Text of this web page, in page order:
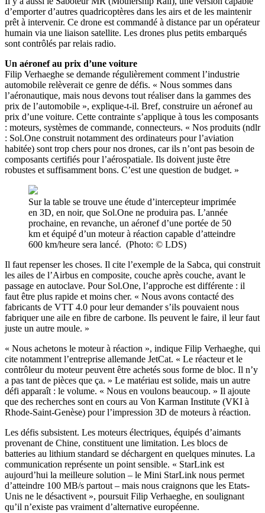
d’emporter d’autres quadricoptères dans les airs et de les maintenir
prêt à intervenir. Ce drone est commandé à distance par un opérateur
humain via une liaison satellite. Les drones plus petits embarqués
sont contrôlés par relais radio.
Un aéronef au prix d’une voiture
Filip Verhaeghe se demande régulièrement comment l’industrie
automobile relèverait ce genre de défis. « Nous sommes dans
l’aéronautique, mais nous devons tout réaliser dans la gammes des
prix de l’automobile », explique-t-il. Bref, construire un aéronef au
prix d’une voiture. Cette contrainte s’applique à tous les composants
: moteurs, systèmes de commande, connecteurs. « Nos produits (ndlr
: Sol.One construit notamment des ordinateurs pour l’aviation
habitée) sont trop chers pour nos drones, car ils n’ont pas besoin de
composants certifiés pour l’aérospatiale. Ils doivent juste être
robustes et suffisamment bons. C’est une question de budget. »
Sur la table se trouve une étude d’intercepteur imprimée
en 3D, en noir, que Sol.One ne produira pas. L’année
prochaine, en revanche, un aéronef d’une portée de 50
km et équipé d’un moteur à réaction capable d’atteindre
600 km/heure sera lancé. (Photo: © LDS)
Il faut repenser les choses. Il cite l’exemple de la Sabca, qui construit
les ailes de l’Airbus en composite, couche après couche, avant le
passage en autoclave. Pour Sol.One, l’approche est différente : il
faut être plus rapide et moins cher. « Nous avons contacté des
fabricants de VTT 4.0 pour leur demander s’ils pouvaient nous
fabriquer une aile en fibre de carbone. Ils peuvent le faire, il leur faut
juste un autre moule. »
« Nous achetons le moteur à réaction », indique Filip Verhaeghe, qui
cite notamment l’entreprise allemande JetCat. « Le réacteur et le
contrôleur du moteur peuvent être achetés sous forme de bloc. Il n’y
a pas tant de pièces que ça. » Le matériau est solide, mais un autre
défi apparaît : le volume. « Nous en voulons beaucoup. » Il ajoute
que des recherches sont en cours au Von Karman Institute (VKI à
Rhode-Saint-Genèse) pour l’impression 3D de moteurs à réaction.
Les défis subsistent. Les moteurs électriques, équipés d’aimants
provenant de Chine, constituent une limitation. Les blocs de
batteries au lithium standard se déchargent en quelques minutes. La
communication représente un point sensible. « StarLink est
aujourd’hui la meilleure solution – le Mini StarLink nous permet
d’atteindre 100 MB/s partout – mais nous craignons que les Etats-
Unis ne le désactivent », poursuit Filip Verhaeghe, en soulignant
qu’il n’existe pas vraiment d’alternative européenne.